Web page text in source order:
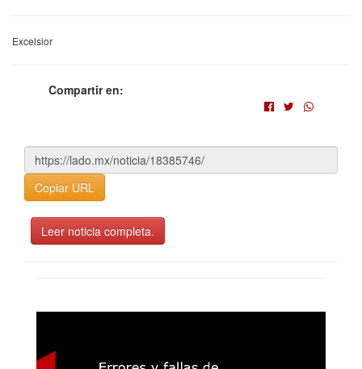
Excelsior
Compartir en:
Copiar URL
Leer noticia completa.